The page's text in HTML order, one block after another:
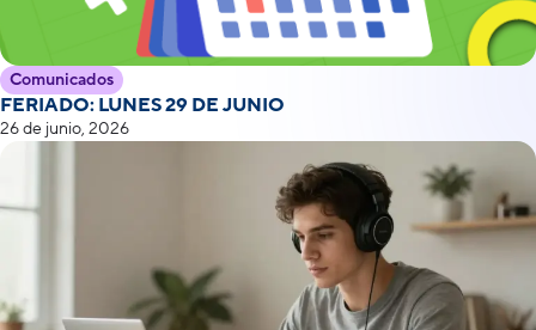
Comunicados
FERIADO: LUNES 29 DE JUNIO
26 de junio, 2026